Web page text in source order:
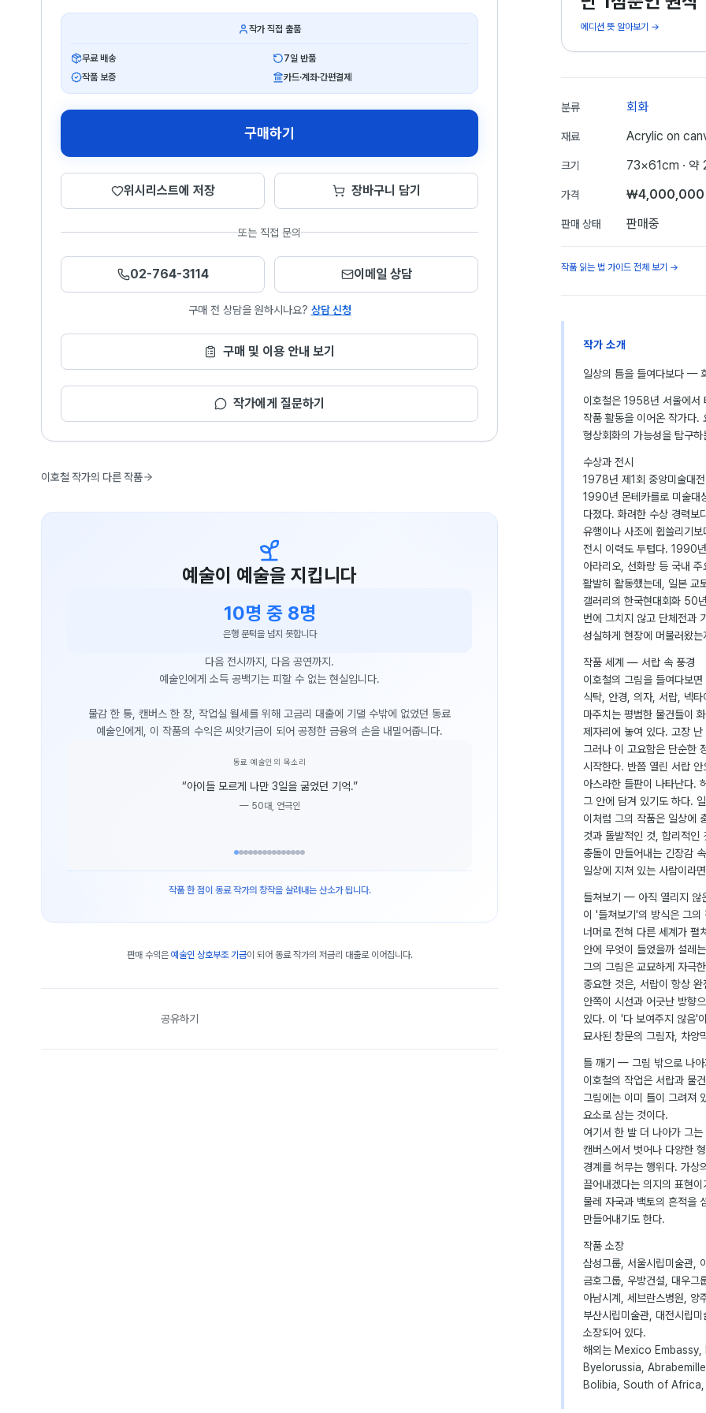
작가 직접 출품
무료 배송
7일 반품
작품 보증
카드·계좌·간편결제
구매하기
위시리스트에 저장 장바구니 담기
또는 직접 문의
02-764-3114 이메일 상담
구매 전 상담을 원하시나요? 상담 신청
구매 및 이용 안내 보기
작가에게 질문하기
이호철 작가의 다른 작품
예술이 예술을 지킵니다
10명 중 8명
은행 문턱을 넘지 못합니다
다음 전시까지, 다음 공연까지.
예술인에게 소득 공백기는 피할 수 없는 현실입니다.
물감 한 통, 캔버스 한 장, 작업실 월세를 위해 고금리 대출에 기댈 수밖에 없었던 동료
예술인에게, 이 작품의 수익은 씨앗기금이 되어 공정한 금융의 손을 내밀어줍니다.
동료 예술인의 목소리
“아이들 모르게 나만 3일을 굶었던 기억.”
— 50대, 연극인
작품 한 점이 동료 작가의 창작을 살려내는 산소가 됩니다.
판매 수익은 예술인 상호부조 기금이 되어 동료 작가의 저금리 대출로 이어집니다.
공유하기
에디션 뜻 알아보기 →
분류 회화
재료 Acrylic on
크기 73×61cm · 약
가격 ₩4,000,000
판매 상태 판매중
작품 읽는 법 가이드 전체 보기 →
작가 소개
일상의 틈을 들여다보다 —
이호철은 1958년 서울에서
작품 활동을 이어온 작가다.
형상회화의 가능성을 탐구
수상과 전시
1978년 제1회 중앙미술대
1990년 몬테카를로 미술대
다졌다. 화려한 수상 경력보
유행이나 사조에 휩쓸리기
전시 이력도 두텁다. 1990
아라리오, 선화랑 등 국내
활발히 활동했는데, 일본
갤러리의 한국현대회화 50
번에 그치지 않고 단체전과
성실하게 현장에 머물러왔
작품 세계 — 서랍 속 풍경
이호철의 그림을 들여다보
식탁, 안경, 의자, 서랍, 넥
마주치는 평범한 물건들이
제자리에 놓여 있다. 고장
그러나 이 고요함은 단순한
시작한다. 반쯤 열린 서랍
아스라한 들판이 나타난다.
그 안에 담겨 있기도 하다.
이처럼 그의 작품은 일상에
것과 돌발적인 것, 합리적인
충돌이 만들어내는 긴장감
일상에 지쳐 있는 사람이라
들쳐보기 — 아직 열리지 않
이 '들쳐보기'의 방식은 그
너머로 전혀 다른 세계가 펼
안에 무엇이 들었을까 설레
그의 그림은 교묘하게 자극
중요한 것은, 서랍이 항상
안쪽이 시선과 어긋난 방향
있다. 이 '다 보여주지 않음'
묘사된 창문의 그림자, 차양
틀 깨기 — 그림 밖으로 나아
이호철의 작업은 서랍과 물
그림에는 이미 틀이 그려져
요소로 삼는 것이다.
여기서 한 발 더 나아가 그
캔버스에서 벗어나 다양한
경계를 허무는 행위다. 가상
끌어내겠다는 의지의 표현
물레 자국과 백토의 흔적을
만들어내기도 한다.
작품 소장
삼성그룹, 서울시립미술관,
금호그룹, 우방건설, 대우그
아남시계, 세브란스병원, 양
부산시립미술관, 대전시립
소장되어 있다.
해외는 Mexico
Byelorussia,
Bolibia, South of Africa,